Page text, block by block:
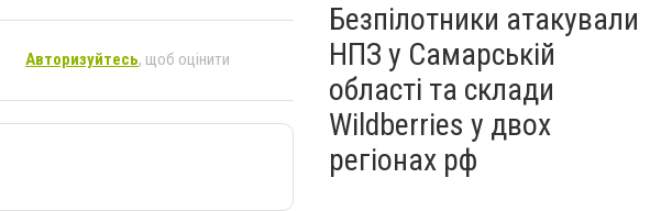
Авторизуйтесь, щоб оцінити
Безпілотники атакували
НПЗ у Самарській
області та склади
Wildberries у двох
регіонах рф